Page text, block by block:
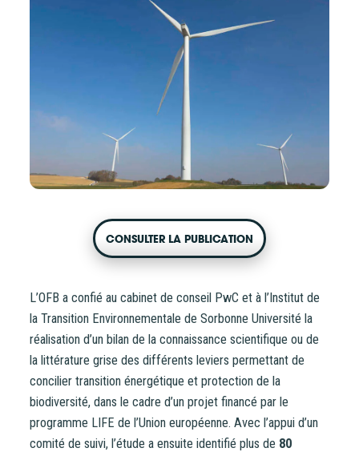
CONSULTER LA PUBLICATION
L’OFB a confié au cabinet de conseil PwC et à l’Institut de
la Transition Environnementale de Sorbonne Université la
réalisation d’un bilan de la connaissance scientifique ou de
la littérature grise des différents leviers permettant de
concilier transition énergétique et protection de la
biodiversité, dans le cadre d’un projet financé par le
programme LIFE de l’Union européenne. Avec l’appui d’un
comité de suivi, l’étude a ensuite identifié plus de 80